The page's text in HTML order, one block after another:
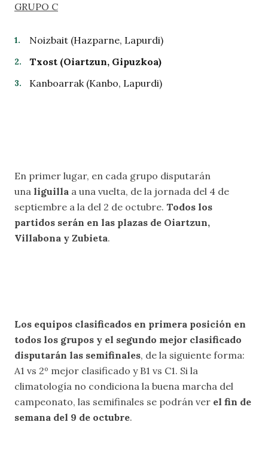
GRUPO C
Noizbait (Hazparne, Lapurdi)
Txost (Oiartzun, Gipuzkoa)
Kanboarrak (Kanbo, Lapurdi)
En primer lugar, en cada grupo disputarán
una liguilla a una vuelta, de la jornada del 4 de
septiembre a la del 2 de octubre. Todos los
partidos serán en las plazas de Oiartzun,
Villabona y Zubieta.
Los equipos clasificados en primera posición en
todos los grupos y el segundo mejor clasificado
disputarán las semifinales, de la siguiente forma:
A1 vs 2º mejor clasificado y B1 vs C1. Si la
climatología no condiciona la buena marcha del
campeonato, las semifinales se podrán ver el fin de
semana del 9 de octubre.